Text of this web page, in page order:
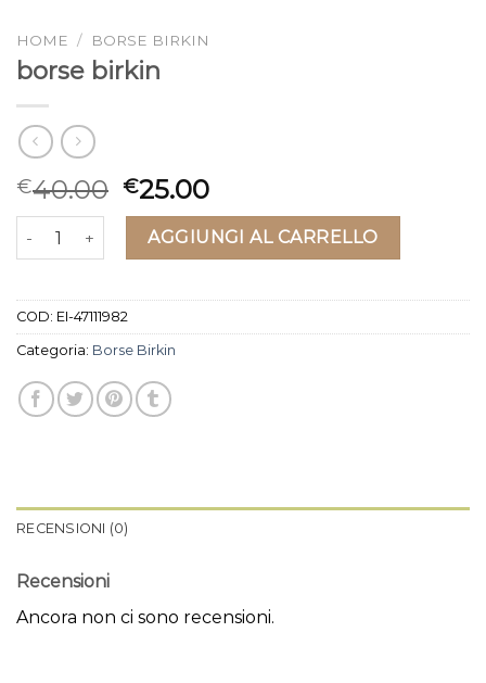
HOME / BORSE BIRKIN
borse birkin
€40.00 €25.00
borse birkin quantitàAGGIUNGI AL CARRELLO
COD: EI-47111982
Categoria: Borse Birkin
RECENSIONI (0)
Recensioni
Ancora non ci sono recensioni.